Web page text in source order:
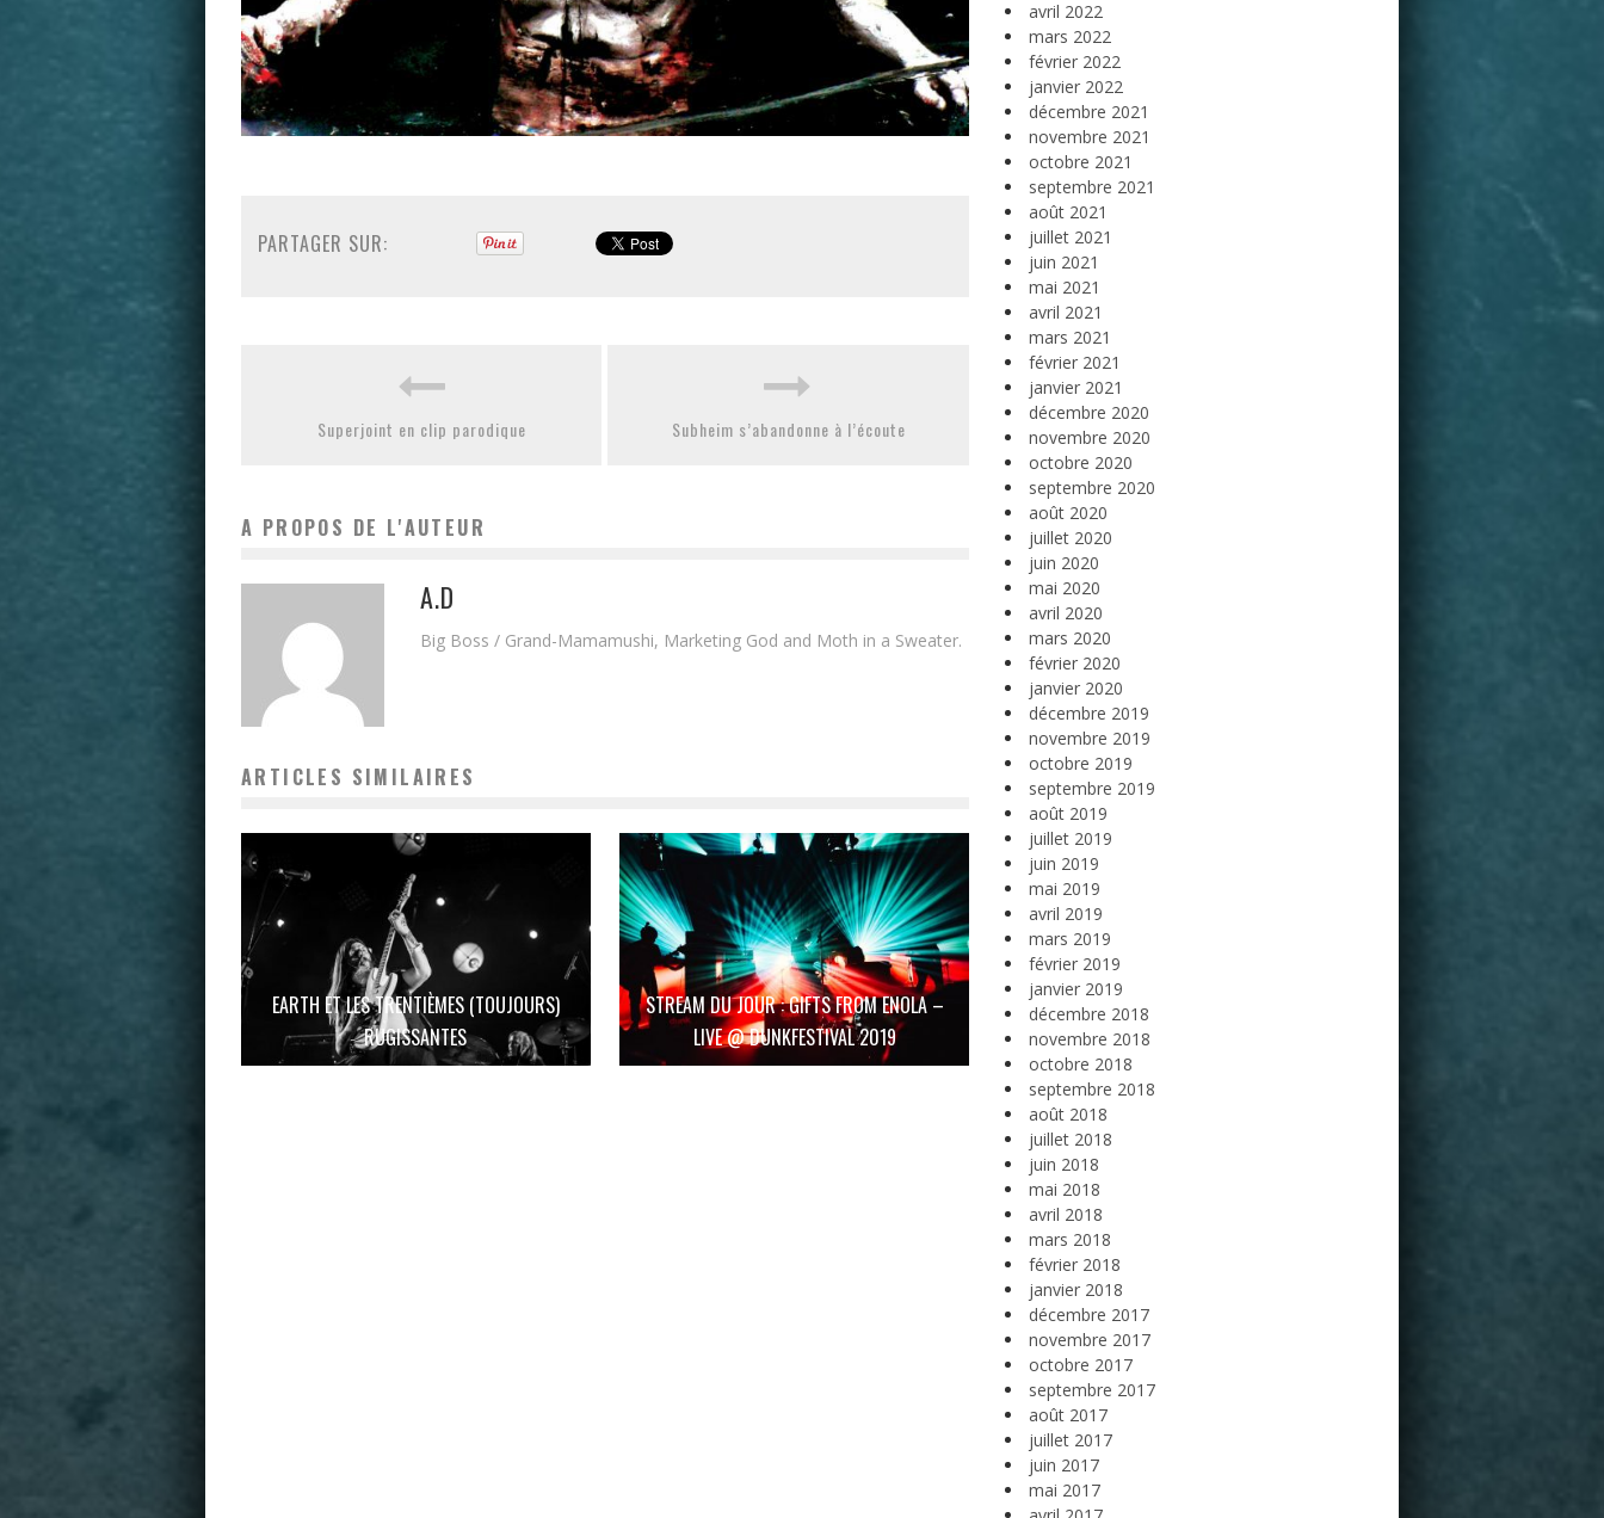
PARTAGER SUR:
Superjoint en clip parodique Subheim s’abandonne à l’écoute
A PROPOS DE L'AUTEUR
A.D
Big Boss / Grand-Mamamushi, Marketing God and Moth in a Sweater.
ARTICLES SIMILAIRES
EARTH ET LES TRENTIÈMES (TOUJOURS)
RUGISSANTES
STREAM DU JOUR : GIFTS FROM ENOLA –
LIVE @ DUNKFESTIVAL 2019
avril 2022
mars 2022
février 2022
janvier 2022
décembre 2021
novembre 2021
octobre 2021
septembre 2021
août 2021
juillet 2021
juin 2021
mai 2021
avril 2021
mars 2021
février 2021
janvier 2021
décembre 2020
novembre 2020
octobre 2020
septembre 2020
août 2020
juillet 2020
juin 2020
mai 2020
avril 2020
mars 2020
février 2020
janvier 2020
décembre 2019
novembre 2019
octobre 2019
septembre 2019
août 2019
juillet 2019
juin 2019
mai 2019
avril 2019
mars 2019
février 2019
janvier 2019
décembre 2018
novembre 2018
octobre 2018
septembre 2018
août 2018
juillet 2018
juin 2018
mai 2018
avril 2018
mars 2018
février 2018
janvier 2018
décembre 2017
novembre 2017
octobre 2017
septembre 2017
août 2017
juillet 2017
juin 2017
mai 2017